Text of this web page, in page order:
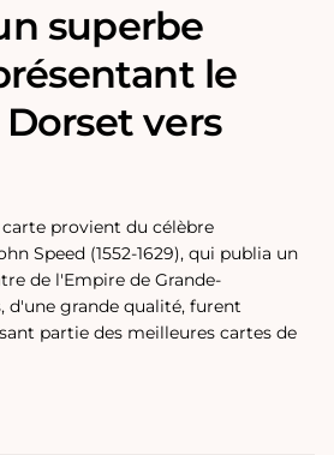
superbe
le
vers
provient du célèbre
Speed ​​(1552-1629), qui publia un
de l'Empire de Grande-
d'une grande qualité, furent
partie des meilleures cartes de